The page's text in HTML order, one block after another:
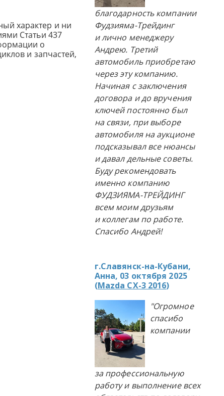
характер и ни
Статьи 437
о
и запчастей,
благодарность компании
Фудзияма-Трейдинг
и лично менеджеру
Андрею. Третий
автомобиль приобретаю
через эту компанию.
Начиная с заключения
договора и до вручения
ключей постоянно был
на связи, при выборе
автомобиля на аукционе
подсказывал все нюансы
и давал дельные советы.
Буду рекомендовать
именно компанию
ФУДЗИЯМА-ТРЕЙДИНГ
всем моим друзьям
и коллегам по работе.
Спасибо Андрей!
г.Славянск-на-Кубани,
Анна, 03 октября 2025
(Mazda CX-3 2016)
"Огромное
спасибо
компании
за профессиональную
работу и выполнение всех